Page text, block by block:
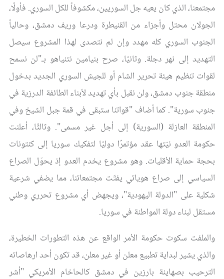
مجتمعنا، الذي كان يعيه جل السوريين، مكشوفاً للكل السوري. فأولًا،
الجولان محتل وأجزاء من القنيطرة ودرعا وريف دمشق، وحالياً
الجنوب السوري كله مهدد وإن لم نتصدى لهذا المشروع سيصل
التهديد إلى نهر دجلة. وثانيًا، صرح بنيامين نتنياهو بـ"لن نسمح
لقوات تنظيم هيئة تحرير الشام أو للجيش السوري الجديد بدخول
منطقة جنوب دمشق، ولن نقبل بأي تهديد لأبناء الطائفة الدرزية في
جنوب سورية". كما أضاف "قواتنا ستبقى في قمة جبل الشيخ وفي
المنطقة العازلة (السورية) إلى أجل غير مسمى". وثالثًا، أعلنت
حكومة العدو نيّتها عقد مؤتمرًا دوليًا لتفكيك سوريا إلى كنتونات
بحجة حماية الأقليات. وهو مشروع يخدم العدو إذ يحوّل الصراع
السياسي إلى صراع هوياتي يفتّت مجتمعاتنا، مما يضفي شرعية
شكلية على "الدولة اليهودية"، ويجهض أي مشروع تحرري وطني
مستقل لبناء دولة المواطنة في سوريا.
والملفت سكوت حكومة الأمر الواقع عن هذه التطورات الخطيرة،
والذي يشير لبداية تطبيع معلن أو غير معلن، قد تكون أحد ارهاصاته
الترحيب بصهاينة بارزين في دمشق كالحاخام الأمريكي "أشر